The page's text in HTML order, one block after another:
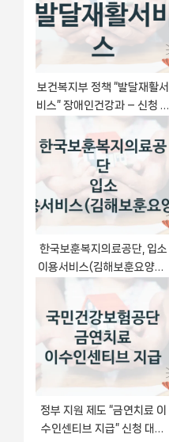
t
:
보건복지부 정책 “발달재활서
비스” 장애인건강과 – 신청 자
격조건과 신청방법
한국보훈복지의료공단, 입소
이용서비스(김해보훈요양원)
지원 정책, 신청 방법과 자격
조건
정부 지원 제도 “금연치료 이
수인센티브 지급” 신청 대상